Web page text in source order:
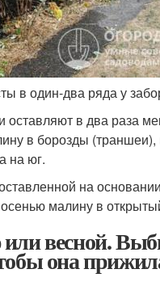
в один-два ряда у
оставляют в два раза
в борозды
на юг.
на
малину в
весной.
она